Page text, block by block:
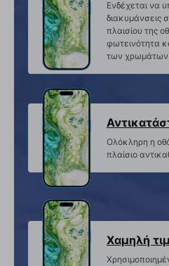
Ενδέχεται να
διακυμάνσεις
πλαισίου της
φωτεινότητα
των χρωμάτων
Ολόκληρη η
πλαίσιο
Χαμηλή